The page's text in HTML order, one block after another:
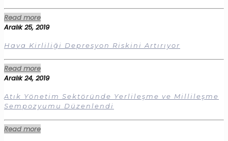
Read more
Aralık 25, 2019
Hava Kirliliği Depresyon Riskini Artırıyor
Read more
Aralık 24, 2019
Atık Yönetim Sektöründe Yerlileşme ve Millileşme
Sempozyumu Düzenlendi
Read more